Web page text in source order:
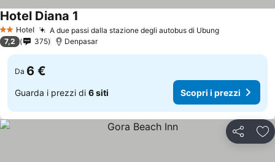
2 StelleHotel A due passi dalla stazione degli autobus di UbungScopri i
Hotel Diana 1
7,2 375 Denpasar
Da 6 €
Guarda i prezzi di 6 siti Scopri i prezzi
Condividi